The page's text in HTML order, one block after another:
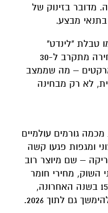
מדובר בזינוק של
טבלת "לינדט"
השוויצרי, שובר שיאים: מחירה מתקרב ל-30
בסופרמרקטים – מה שממצב
לא רק מבחינה
גורמים עולמיים
ומגפות פגעו קשה
– שם מיוצר רוב
השוק, מחירי חומר
הגלם זינקו בלמעלה מ-150% בשנה האחרונה,
גם לתוך 2026.